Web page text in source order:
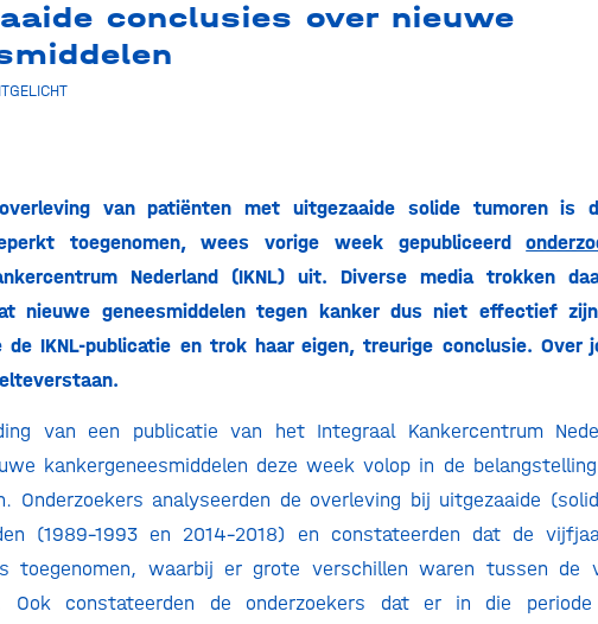
conclusies over nieuwe
van patiënten met uitgezaaide solide tumoren is
toegenomen, wees vorige week gepubliceerd
Nederland (IKNL) uit. Diverse media trokken
nieuwe geneesmiddelen tegen kanker dus niet effectief
de IKNL-publicatie en trok haar eigen, treurige conclusie. Over
van een publicatie van het Integraal Kankercentrum
kankergeneesmiddelen deze week volop in de
Onderzoekers analyseerden de overleving bij uitgezaaide
(1989-1993 en 2014-2018) en constateerden dat de
toegenomen, waarbij er grote verschillen waren tussen de
Ook constateerden de onderzoekers dat er in die